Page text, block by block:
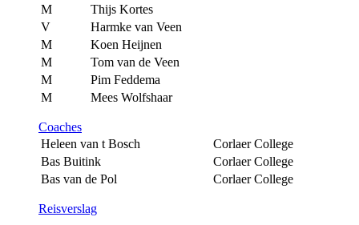
M
Thijs Kortes
V
Harmke van Veen
M
Koen Heijnen
M
Tom van de Veen
M
Pim Feddema
M
Mees Wolfshaar
Coaches
Heleen van t Bosch
Corlaer College
Bas Buitink
Corlaer College
Bas van de Pol
Corlaer College
Reisverslag